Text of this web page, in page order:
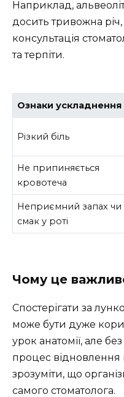
Наприклад,
досить тривожна річ,
консультація
та терпіти.
Ознаки ускладнення
Різкий біль
Не припиняється
кровотеча
Неприємний запах чи
смак у роті
Чому це
Спостерігати за
може бути дуже
урок анатомії, але
процес відновлення
зрозуміти, що
самого стоматолога.